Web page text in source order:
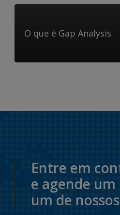
O que é Gap Analysis
Entre em
e agende
um de